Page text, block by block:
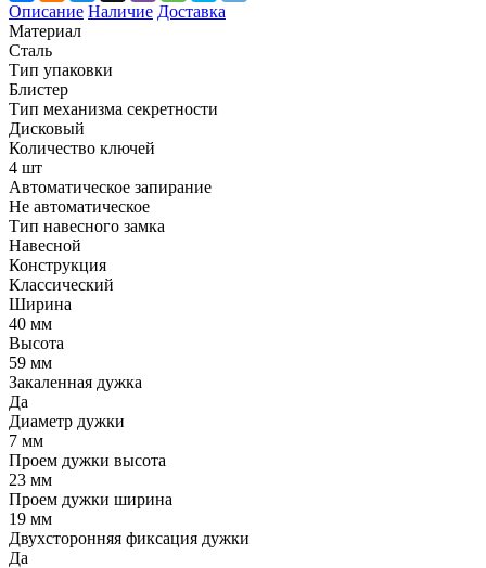
Описание Наличие Доставка
Материал
Сталь
Тип упаковки
Блистер
Тип механизма секретности
Дисковый
Количество ключей
4 шт
Автоматическое запирание
Не автоматическое
Тип навесного замка
Навесной
Конструкция
Классический
Ширина
40 мм
Высота
59 мм
Закаленная дужка
Да
Диаметр дужки
7 мм
Проем дужки высота
23 мм
Проем дужки ширина
19 мм
Двухсторонняя фиксация дужки
Да